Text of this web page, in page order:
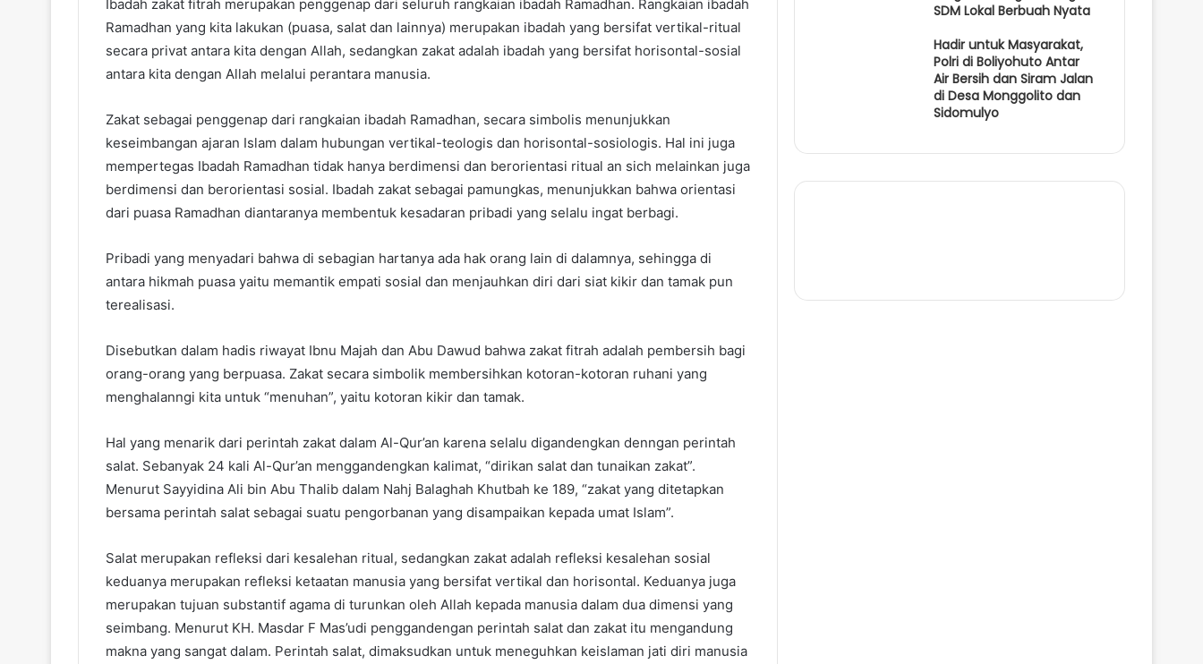
Ibadah zakat fitrah merupakan penggenap dari seluruh rangkaian ibadah Ramadhan. Rangkaian ibadah
Ramadhan yang kita lakukan (puasa, salat dan lainnya) merupakan ibadah yang bersifat vertikal-ritual
secara privat antara kita dengan Allah, sedangkan zakat adalah ibadah yang bersifat horisontal-sosial
antara kita dengan Allah melalui perantara manusia.
Zakat sebagai penggenap dari rangkaian ibadah Ramadhan, secara simbolis menunjukkan
keseimbangan ajaran Islam dalam hubungan vertikal-teologis dan horisontal-sosiologis. Hal ini juga
mempertegas Ibadah Ramadhan tidak hanya berdimensi dan berorientasi ritual an sich melainkan juga
berdimensi dan berorientasi sosial. Ibadah zakat sebagai pamungkas, menunjukkan bahwa orientasi
dari puasa Ramadhan diantaranya membentuk kesadaran pribadi yang selalu ingat berbagi.
Pribadi yang menyadari bahwa di sebagian hartanya ada hak orang lain di dalamnya, sehingga di
antara hikmah puasa yaitu memantik empati sosial dan menjauhkan diri dari siat kikir dan tamak pun
terealisasi.
Disebutkan dalam hadis riwayat Ibnu Majah dan Abu Dawud bahwa zakat fitrah adalah pembersih bagi
orang-orang yang berpuasa. Zakat secara simbolik membersihkan kotoran-kotoran ruhani yang
menghalanngi kita untuk “menuhan”, yaitu kotoran kikir dan tamak.
Hal yang menarik dari perintah zakat dalam Al-Qur’an karena selalu digandengkan denngan perintah
salat. Sebanyak 24 kali Al-Qur’an menggandengkan kalimat, “dirikan salat dan tunaikan zakat”.
Menurut Sayyidina Ali bin Abu Thalib dalam Nahj Balaghah Khutbah ke 189, “zakat yang ditetapkan
bersama perintah salat sebagai suatu pengorbanan yang disampaikan kepada umat Islam”.
Salat merupakan refleksi dari kesalehan ritual, sedangkan zakat adalah refleksi kesalehan sosial
keduanya merupakan refleksi ketaatan manusia yang bersifat vertikal dan horisontal. Keduanya juga
merupakan tujuan substantif agama di turunkan oleh Allah kepada manusia dalam dua dimensi yang
seimbang. Menurut KH. Masdar F Mas’udi penggandengan perintah salat dan zakat itu mengandung
makna yang sangat dalam. Perintah salat, dimaksudkan untuk meneguhkan keislaman jati diri manusia
SDM Lokal Berbuah Nyata
Hadir untuk Masyarakat,
Polri di Boliyohuto Antar
Air Bersih dan Siram Jalan
di Desa Monggolito dan
Sidomulyo